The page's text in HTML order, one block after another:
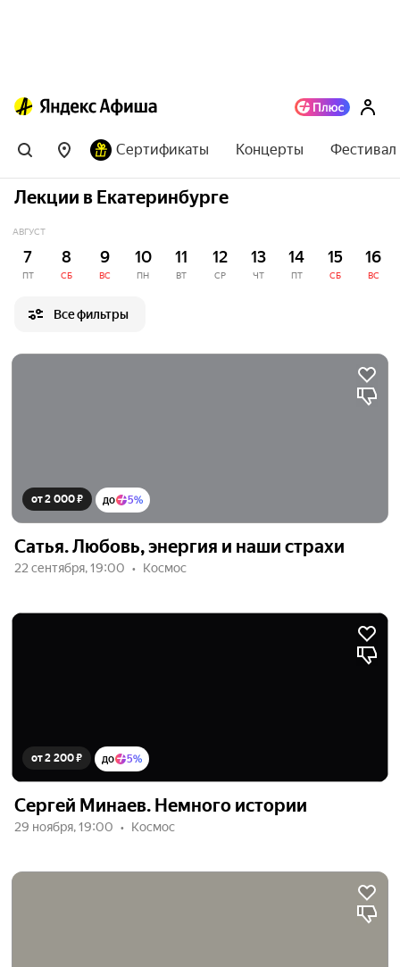
Сертификаты Концерты
Лекции в Екатеринбурге
АВГУСТ
7
ПТ
8
СБ
9
ВС
10
ПН
11
ВТ
12
СР
13
ЧТ
14
ПТ
15
СБ
16
ВС
Все фильтры
от 2 000 ₽ до 5%
Сатья. Любовь, энергия и наши страхи
22 сентября, 19:00 Космос
от 2 200 ₽ до 5%
Сергей Минаев. Немного истории
29 ноября, 19:00 Космос